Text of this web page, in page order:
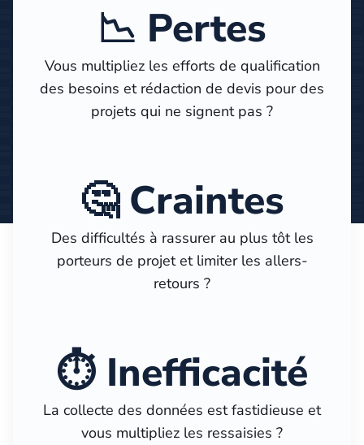
📉 Pertes
Vous multipliez les efforts de qualification
des besoins et rédaction de devis pour des
projets qui ne signent pas ?
🤔 Craintes
Des difficultés à rassurer au plus tôt les
porteurs de projet et limiter les allers-
retours ?
⏱️ Inefficacité
La collecte des données est fastidieuse et
vous multipliez les ressaisies ?